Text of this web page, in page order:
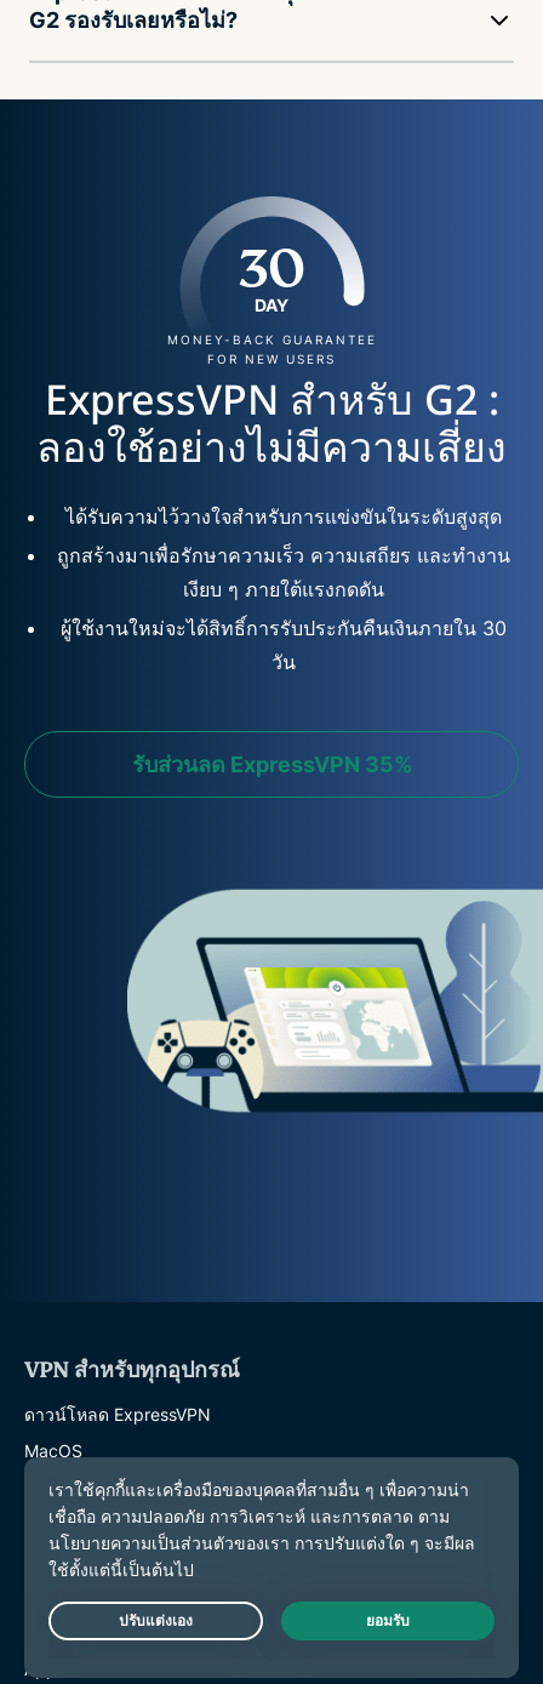
G2 รองรับเลยหรือไม่?
30
DAY
MONEY-BACK GUARANTEE
FOR NEW USERS
ExpressVPN สำหรับ G2 :
ลองใช้อย่างไม่มีความเสี่ยง
ได้รับความไว้วางใจสำหรับการแข่งขันในระดับสูงสุด
ถูกสร้างมาเพื่อรักษาความเร็ว ความเสถียร และทำงาน
เงียบ ๆ ภายใต้แรงกดดัน
ผู้ใช้งานใหม่จะได้สิทธิ์การรับประกันคืนเงินภายใน 30
วัน
รับส่วนลด ExpressVPN 35%
VPN สำหรับทุกอุปกรณ์
ดาวน์โหลด ExpressVPN
MacOS
Windows PC
iOS (iPhone และ iPad)
Android
เราเตอร์
Apple TV
Live Chat